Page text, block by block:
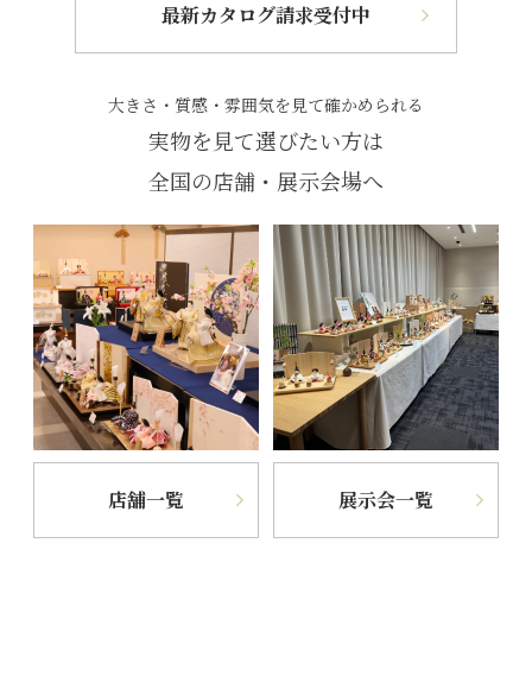
最新カタログ請求受付中
大きさ・質感・雰囲気を見て確かめられる
実物を見て選びたい方は
全国の店舗・展示会場へ
店舗一覧 展示会一覧